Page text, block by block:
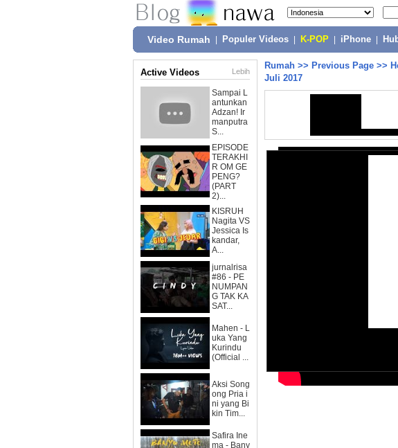
Video Rumah Populer Videos K-POP iPhone
Active Videos Lebih
Sampai L
antunkan
Adzan! Ir
manputra
S...
EPISODE
TERAKHI
R OM GE
PENG?
(PART
2)...
KISRUH
Nagita VS
Jessica Is
kandar,
A...
jurnalrisa
#86 - PE
NUMPAN
G TAK KA
SAT...
Mahen - L
uka Yang
Kurindu
(Official ...
Aksi Song
ong Pria i
ni yang Bi
kin Tim...
Safira Ine
ma - Bany
Rumah >> Previous Page >>
Juli 2017